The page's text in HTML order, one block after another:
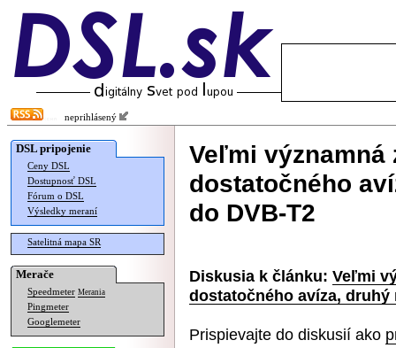
neprihlásený
DSL pripojenie
Ceny DSL
Dostupnosť DSL
Fórum o DSL
Výsledky meraní
Satelitná mapa SR
Merače
Speedmeter Merania
Pingmeter
Googlemeter
Veľmi významná
dostatočného
do DVB-T2
Diskusia k článku: Veľmi
dostatočného avíza,
Prispievajte do diskusií ako